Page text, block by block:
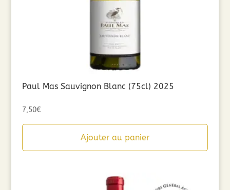
Paul Mas Sauvignon Blanc (75cl) 2025
7,50€
Ajouter au panier